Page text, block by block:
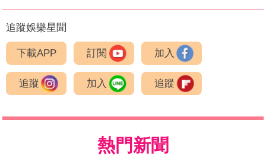
追蹤娛樂星聞
下載APP 訂閱 加入
追蹤 加入 追蹤
熱門新聞